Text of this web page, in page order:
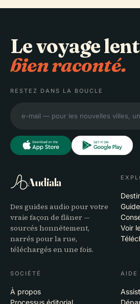
Le voyage
bien raconté.
RESTEZ DANS LA BOUCLE
Audiala
Des guides audio pour votre
vraie façon de flâner —
sourcés honnêtement,
narrés pour la rue,
téléchargés en une fois.
Voir
SOCIÉTÉ
À propos
Processus éditorial
AIDE